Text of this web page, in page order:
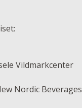
Vildmarkcenter
Nordic Beverages